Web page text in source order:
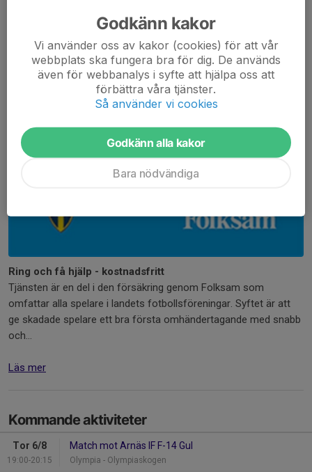
Ring och få hjälp - kostnadsfritt
Tjänsten är en del i den försäkring genom Folksam som
omfattar alla spelare i landets fotbollsföreningar. Syftet är att
ge skadade spelare ett bra första omhändertagande med snabb
och...
Läs mer
Kommande aktiviteter
Tor 6/8
19:00-20:15
Match mot Arnäs IF F-14 Gul
Olympia - Olympiaskogen
Godkänn kakor
Vi använder oss av kakor (cookies) för att vår
webbplats ska fungera bra för dig. De används
även för webbanalys i syfte att hjälpa oss att
förbättra våra tjänster.
Så använder vi cookies
Godkänn alla kakor
Bara nödvändiga